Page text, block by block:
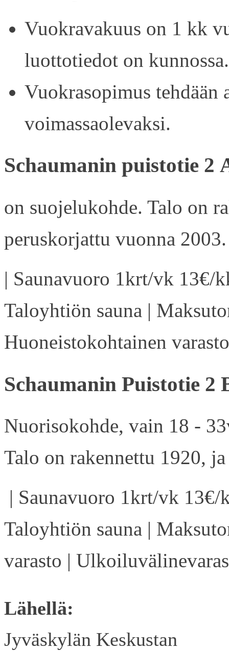
Vuokravakuus on 1 kk
luottotiedot on kunnossa.
Vuokrasopimus tehdään
voimassaolevaksi.
Schaumanin puistotie 2
on suojelukohde. Talo on
peruskorjattu vuonna 2003.
| Saunavuoro 1krt/vk 13€/
Taloyhtiön sauna |
Huoneistokohtainen
Schaumanin Puistotie 2
Nuorisokohde, vain 18 -
Talo on rakennettu 1920,
| Saunavuoro 1krt/vk
Taloyhtiön sauna |
varasto |
Lähellä:
Jyväskylän Keskustan